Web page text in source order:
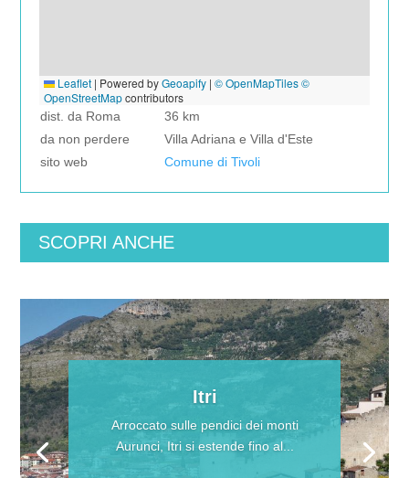
Leaflet | Powered byGeoapify |© OpenMapTiles ©
OpenStreetMapcontributors
dist. da Roma
36 km
da non perdere
Villa Adriana e Villa d'Este
sito web
Comune di Tivoli
SCOPRI ANCHE
Itri
Arroccato sulle pendici dei monti
Aurunci, Itri si estende fino al...